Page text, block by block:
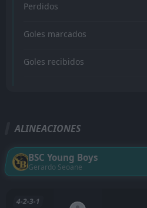
Perdidos
Goles marcados
Goles recibidos
ALINEACIONES
BSC Young Boys
Gerardo Seoane
4-2-3-1